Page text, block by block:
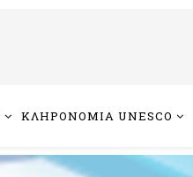
ΚΛΗΡΟΝΟΜΙΑ UNESCO